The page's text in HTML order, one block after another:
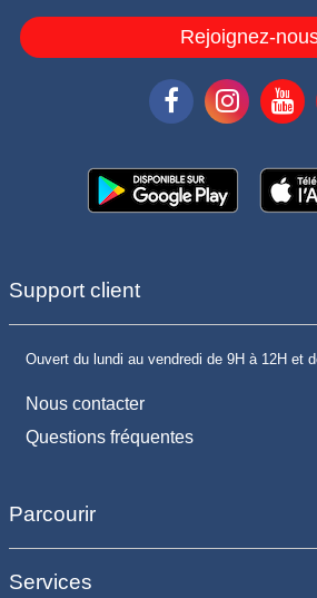
Rejoignez-
Support client
Ouvert du lundi au vendredi de 9H à 12H et
Nous contacter
Questions fréquentes
Parcourir
Services